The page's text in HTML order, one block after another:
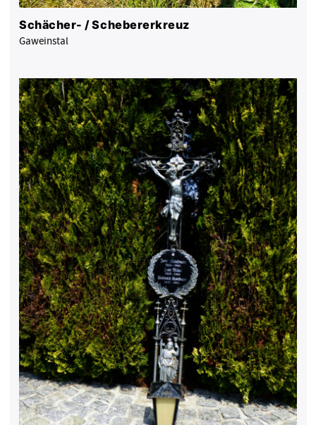
Schächer- / Schebererkreuz
Gaweinstal